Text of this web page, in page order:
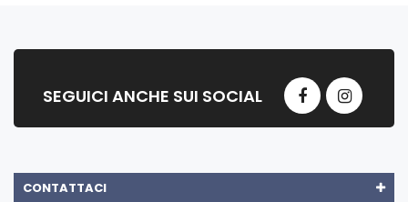
SEGUICI ANCHE SUI SOCIAL
CONTATTACI